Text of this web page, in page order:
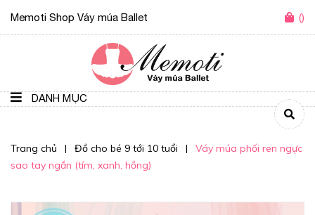
Memoti Shop Váy múa Ballet ()
DANH MỤC
Trang chủ | Đồ cho bé 9 tới 10 tuổi |
Váy múa phối ren ngực
sao tay ngắn (tím, xanh, hồng)